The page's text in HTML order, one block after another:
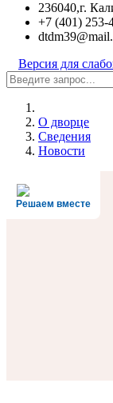
236040,г.
+7 (401) 253-
Версия для
О дворце
Сведения
Новости
Решаем вместе